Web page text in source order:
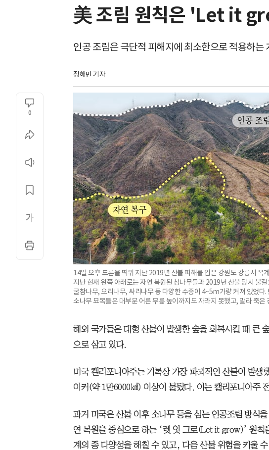
美 조림 원칙은 'Let it
인공 조림은 극단적 피해지에 최소한으로 적용하는
정해민 기자
0
14일 오후 드론을 띄워 지난 2019년 산불 피해를 입은 강원도 강릉시 옥
지난 현재 왼쪽 아래로는 자연 복원된 참나무들과 2019년 산불 당시 불
굴참나무, 오리나무, 싸리나무 등 다양한 수종이 4~5m가량 커져 있었다.
소나무 묘목들은 대부분 어른 무릎 높이까지도 자라지 못했고, 말라 죽은
해외 국가들은 대형 산불이 발생한 숲을 회복시킬 때 큰
으로 삼고 있다.
미국 캘리포니아주는 기록상 가장 파괴적인 산불이 발생
이커(약 1만6000㎢) 이상이 불탔다. 이는 캘리포니아주
과거 미국은 산불 이후 소나무 등을 심는 인공조림 방식
연 복원을 중심으로 하는 ‘렛 잇 그로(Let it grow)’ 원칙
계의 종 다양성을 해칠 수 있고, 다음 산불 위험을 키울